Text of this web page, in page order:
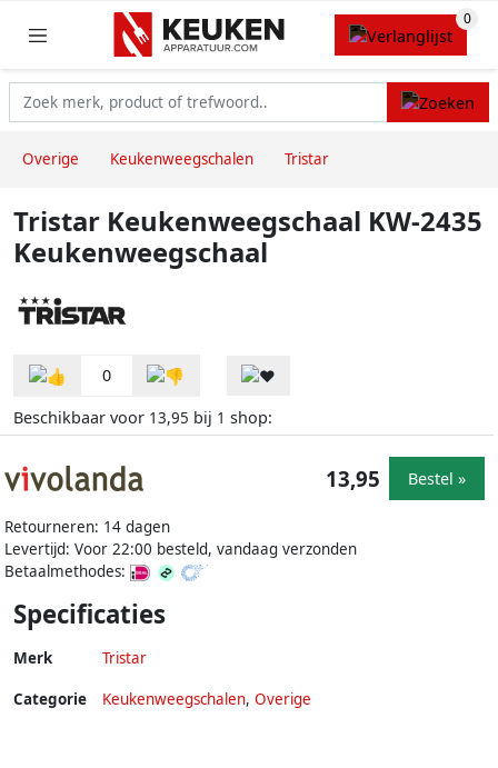
Overige Keukenweegschalen Tristar
Tristar Keukenweegschaal KW-2435
Keukenweegschaal
0
Beschikbaar voor 13,95 bij 1 shop:
Retourneren: 14 dagen
Levertijd: Voor 22:00 besteld, vandaag verzonden
Betaalmethodes:
13,95 Bestel »
Specificaties
Merk Tristar
Categorie Keukenweegschalen, Overige